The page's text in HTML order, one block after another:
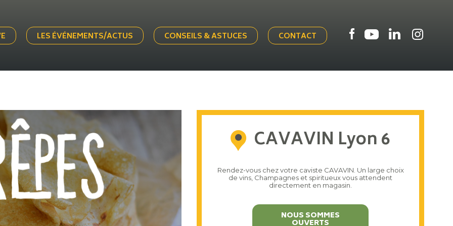
LES ÉVÉNEMENTS/ACTUS CONSEILS & ASTUCES CONTACT
CAVAVIN Lyon 6
Rendez-vous chez votre caviste CAVAVIN. Un large choix
de vins, Champagnes et spiritueux vous attendent
directement en magasin.
NOUS SOMMES
OUVERTS